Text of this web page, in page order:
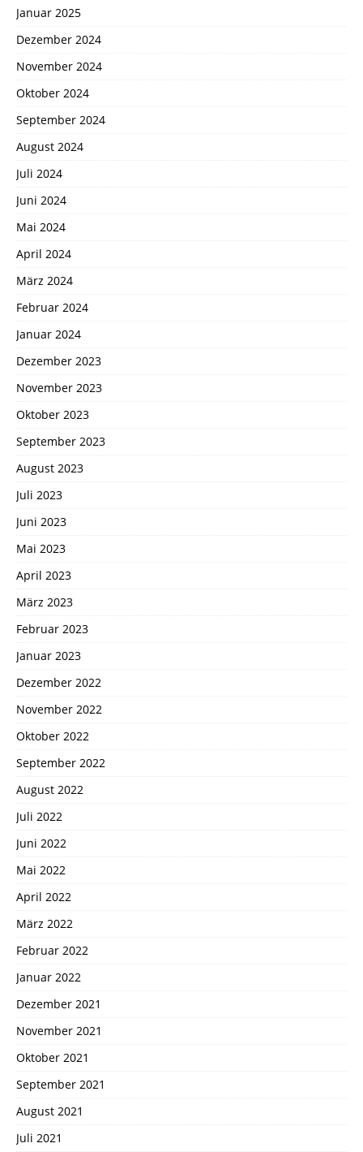
Januar 2025
Dezember 2024
November 2024
Oktober 2024
September 2024
August 2024
Juli 2024
Juni 2024
Mai 2024
April 2024
März 2024
Februar 2024
Januar 2024
Dezember 2023
November 2023
Oktober 2023
September 2023
August 2023
Juli 2023
Juni 2023
Mai 2023
April 2023
März 2023
Februar 2023
Januar 2023
Dezember 2022
November 2022
Oktober 2022
September 2022
August 2022
Juli 2022
Juni 2022
Mai 2022
April 2022
März 2022
Februar 2022
Januar 2022
Dezember 2021
November 2021
Oktober 2021
September 2021
August 2021
Juli 2021